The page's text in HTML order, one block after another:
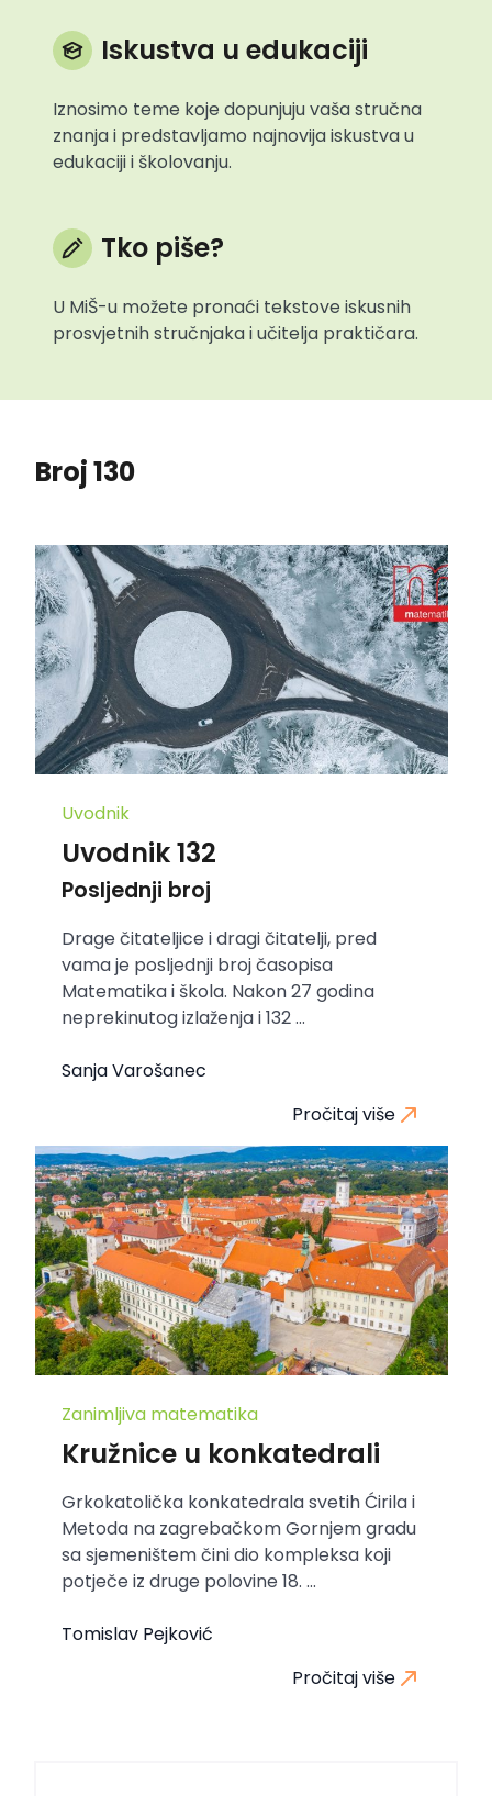
Iskustva u edukaciji
Iznosimo teme koje dopunjuju vaša stručna
znanja i predstavljamo najnovija iskustva u
edukaciji i školovanju.
Tko piše?
U MiŠ-u možete pronaći tekstove iskusnih
prosvjetnih stručnjaka i učitelja praktičara.
Broj 130
Uvodnik
Uvodnik 132
Posljednji broj
Drage čitateljice i dragi čitatelji, pred
vama je posljednji broj časopisa
Matematika i škola. Nakon 27 godina
neprekinutog izlaženja i 132 ...
Sanja Varošanec
Pročitaj više
Zanimljiva matematika
Kružnice u konkatedrali
Grkokatolička konkatedrala svetih Ćirila i
Metoda na zagrebačkom Gornjem gradu
sa sjemeništem čini dio kompleksa koji
potječe iz druge polovine 18. ...
Tomislav Pejković
Pročitaj više